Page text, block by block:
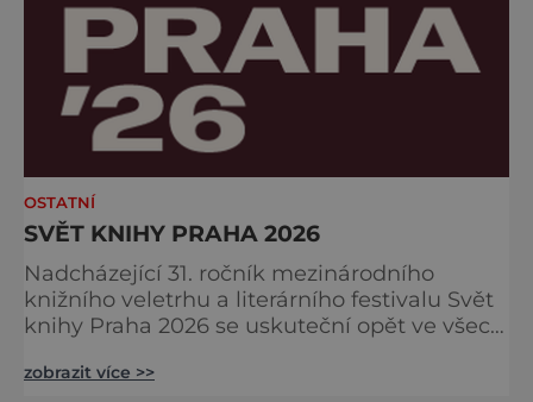
OSTATNÍ
SVĚT KNIHY PRAHA 2026
Nadcházející 31. ročník mezinárodního
knižního veletrhu a literárního festivalu Svět
knihy Praha 2026 se uskuteční opět ve všech
pavilonech a v pavilonu na Bruselské cestě.
zobrazit více >>